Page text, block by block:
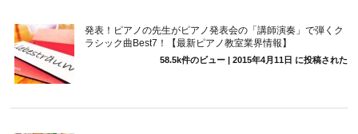
発表！ピアノの先生がピアノ発表会の「講師演奏」で弾くク
ラシック曲Best7！【最新ピアノ教室業界情報】
58.5k件のビュー| 2015年4月11日 に投稿された